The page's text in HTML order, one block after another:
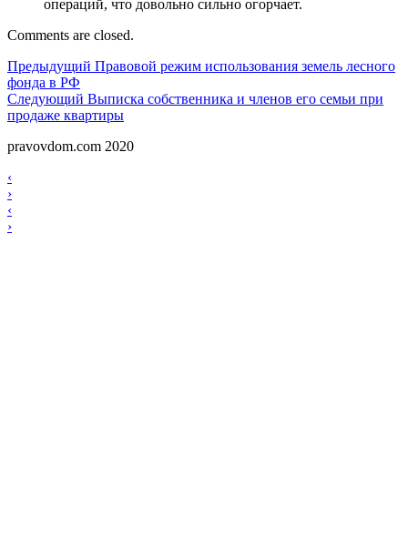
операций, что довольно сильно огорчает.
Comments are closed.
Навигация
по
записям
Предыдущий Предыдущий
Правовой режим использования земель лесного
фонда в РФ
Следующий Следующий
Выписка собственника и членов его семьи при
продаже квартиры
pravovdom.com 2020
Scroll
Up
Навигация
по
записям
‹
›
Навигация
по
‹
›